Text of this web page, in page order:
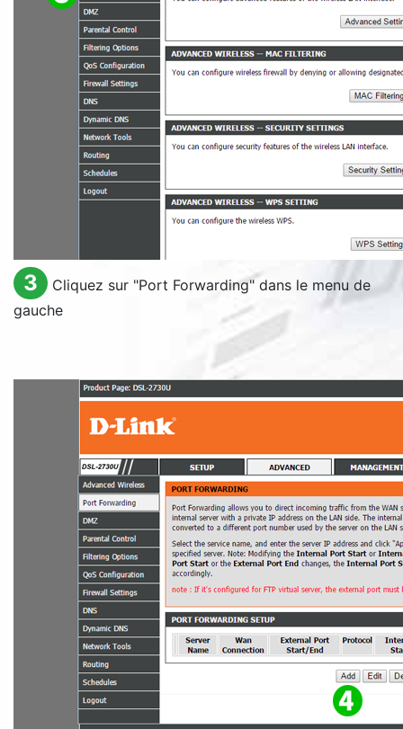
3 Cliquez sur "Port Forwarding" dans le menu de
gauche